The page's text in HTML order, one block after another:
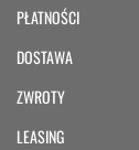
PŁATNOŚCI
DOSTAWA
ZWROTY
LEASING